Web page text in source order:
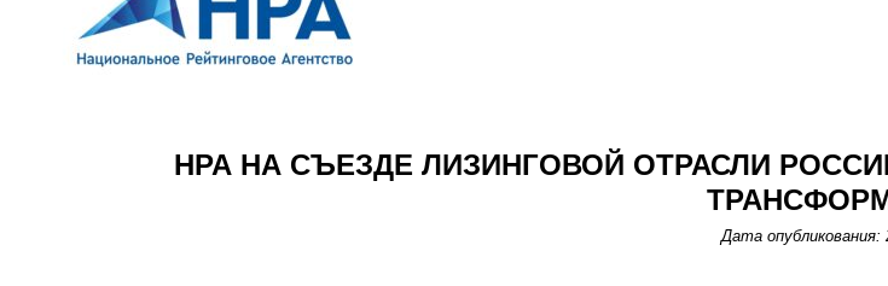
НРА НА СЪЕЗДЕ ЛИЗИНГОВОЙ ОТРАСЛИ
Дата опубликования: